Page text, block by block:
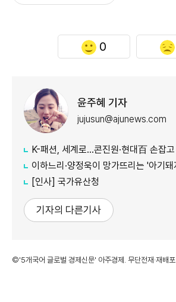
0
윤주혜 기자
jujusun@ajunews.com
K-패션, 세계로…콘진원·현대百 손잡
이하느리·양정욱이 망가뜨리는 '아기
[인사] 국가유산청
기자의 다른기사
©'5개국어 글로벌 경제신문' 아주경제. 무단전재·재배포